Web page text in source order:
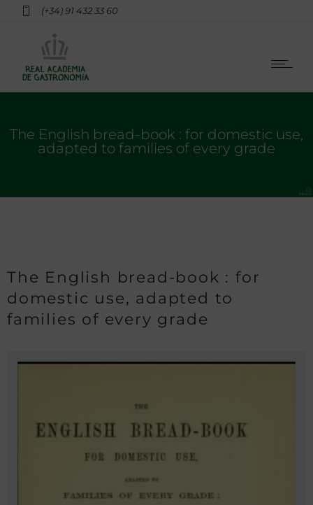
(+34) 91 432 33 60
The English bread-book : for domestic use,
adapted to families of every grade
The English bread-book : for
domestic use, adapted to
families of every grade